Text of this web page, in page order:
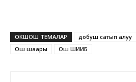
ОКШОШ ТЕМАЛАР добуш сатып алуу
Ош шаары
Ош ШИИБ